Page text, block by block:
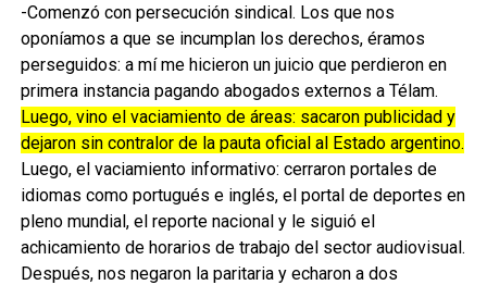
-Comenzó con persecución sindical. Los que nos
oponíamos a que se incumplan los derechos, éramos
perseguidos: a mí me hicieron un juicio que perdieron en
primera instancia pagando abogados externos a Télam.
Luego, vino el vaciamiento de áreas: sacaron publicidad y
dejaron sin contralor de la pauta oficial al Estado argentino.
Luego, el vaciamiento informativo: cerraron portales de
idiomas como portugués e inglés, el portal de deportes en
pleno mundial, el reporte nacional y le siguió el
achicamiento de horarios de trabajo del sector audiovisual.
Después, nos negaron la paritaria y echaron a dos